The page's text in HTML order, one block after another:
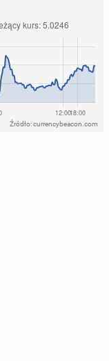
Źródło: currencybeacon.com